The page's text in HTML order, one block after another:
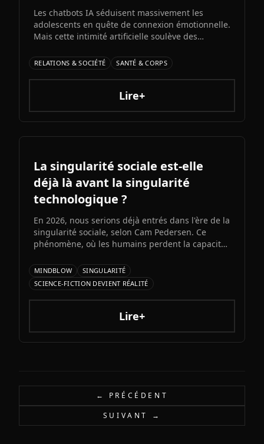
Les chatbots IA séduisent massivement les
adolescents en quête de connexion émotionnelle.
Mais cette intimité artificielle soulève des
alertent sur l'émergence d'une possible «
psychose IA » liée à l'immersion prolongée dans
des relations unilatérales avec des machines.
RELATIONS & SOCIÉTÉ SANTÉ & CORPS
Lire+
La singularité sociale est-elle
déjà là avant la singularité
technologique ?
En 2026, nous serions déjà entrés dans l'ère de la
singularité sociale, selon Cam Pedersen. Ce
phénomène, où les humains perdent la capacité
artificielles, précéderait la singularité
technologique attendue pour 2034.
MINDBLOW
SINGULARITÉ
SCIENCE-FICTION DEVIENT RÉALITÉ
Lire+
← PRÉCÉDENT
SUIVANT →